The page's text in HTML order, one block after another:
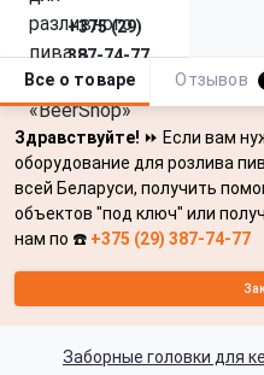
Здравствуйте! ⏩ Если вам
оборудование для розлива
всей Беларуси, получить
объектов "под ключ" или
нам по ☎️ +375 (29) 387-74-77
+375 (29)
387-74-77
Заборные головки для
Все о товаре Отзывов